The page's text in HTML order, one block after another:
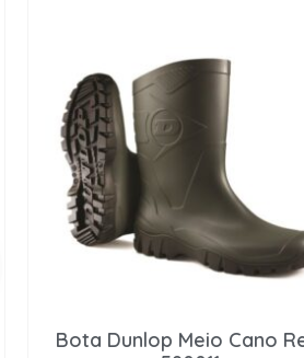
Bota Dunlop Meio Cano